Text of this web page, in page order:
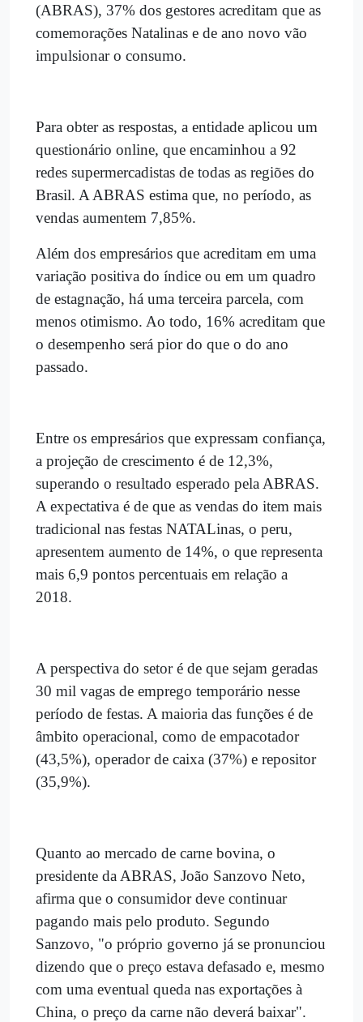
(ABRAS), 37% dos gestores acreditam que as
comemorações Natalinas e de ano novo vão
impulsionar o consumo.
Para obter as respostas, a entidade aplicou um
questionário online, que encaminhou a 92
redes supermercadistas de todas as regiões do
Brasil. A ABRAS estima que, no período, as
vendas aumentem 7,85%.
Além dos empresários que acreditam em uma
variação positiva do índice ou em um quadro
de estagnação, há uma terceira parcela, com
menos otimismo. Ao todo, 16% acreditam que
o desempenho será pior do que o do ano
passado.
Entre os empresários que expressam confiança,
a projeção de crescimento é de 12,3%,
superando o resultado esperado pela ABRAS.
A expectativa é de que as vendas do item mais
tradicional nas festas NATALinas, o peru,
apresentem aumento de 14%, o que representa
mais 6,9 pontos percentuais em relação a
2018.
A perspectiva do setor é de que sejam geradas
30 mil vagas de emprego temporário nesse
período de festas. A maioria das funções é de
âmbito operacional, como de empacotador
(43,5%), operador de caixa (37%) e repositor
(35,9%).
Quanto ao mercado de carne bovina, o
presidente da ABRAS, João Sanzovo Neto,
afirma que o consumidor deve continuar
pagando mais pelo produto. Segundo
Sanzovo, "o próprio governo já se pronunciou
dizendo que o preço estava defasado e, mesmo
com uma eventual queda nas exportações à
China, o preço da carne não deverá baixar".